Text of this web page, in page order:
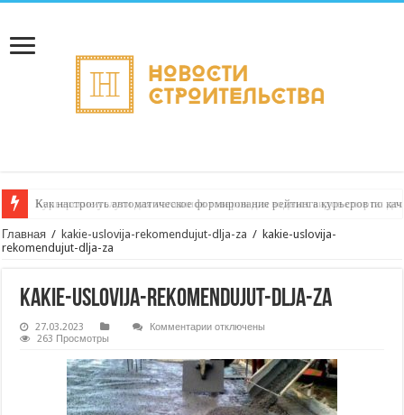
Как настроить автоматическое формирование рейтинга курьеров по
Главная / kakie-uslovija-rekomendujut-dlja-za / kakie-uslovija-
rekomendujut-dlja-za
kakie-uslovija-rekomendujut-dlja-za
27.03.2023 Комментариик
uslovija-
rekomendujut-
dlja-
za
отключены
263 Просмотры